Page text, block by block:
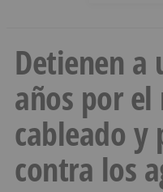
Detienen a
años por
cableado y
contra los